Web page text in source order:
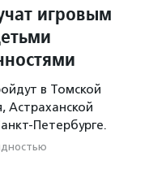
игровым
в Томской
Астраханской
Петербурге.